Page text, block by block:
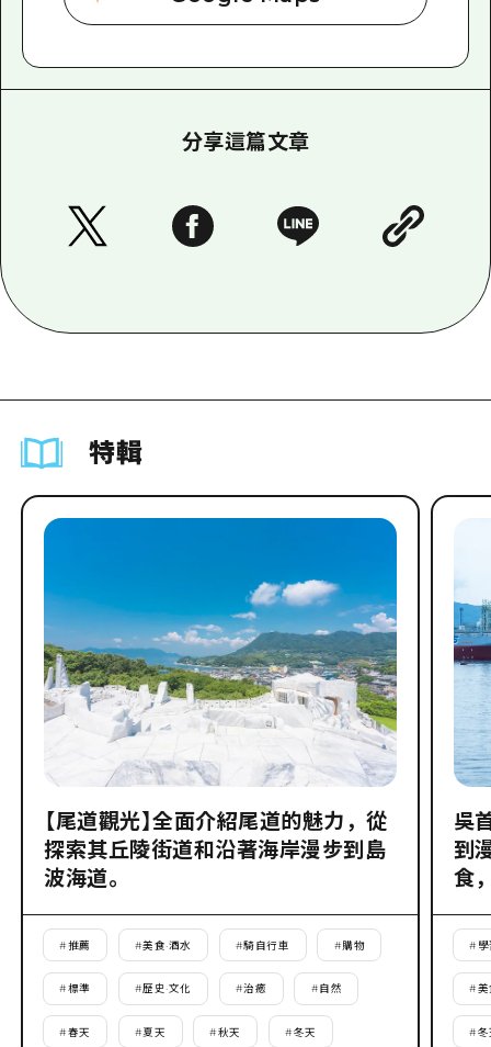
分享這篇文章
特輯
【尾道觀光】全面介紹尾道的魅力，從
探索其丘陵街道和沿著海岸漫步到島
波海道。
#推薦 #美食·酒水 #騎自行車 #購物
#標準 #歷史·文化 #治癒 #自然
#春天 #夏天 #秋天 #冬天
吳
到
食
# 學
#美
#冬